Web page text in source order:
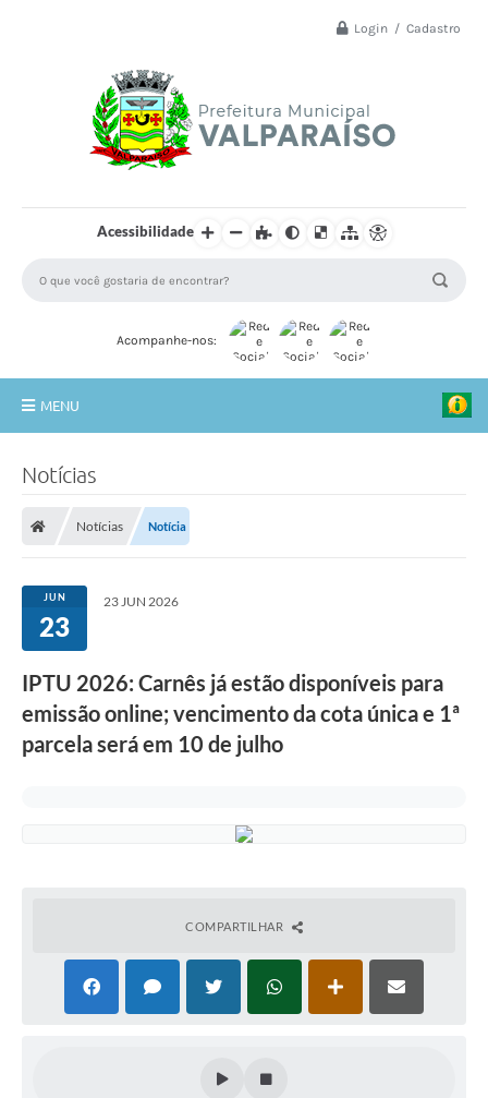
Login / Cadastro
Acessibilidade
Acompanhe-nos:
MENU
SECRETARIA E DEPARTAMENTOS
Planos Municipais
Transparência
Editais
Leis Municipais Online
Notícias
Notícias Notícia
JUN
23
23 JUN 2026
IPTU 2026: Carnês já estão disponíveis para
emissão online; vencimento da cota única e 1ª
parcela será em 10 de julho
COMPARTILHAR